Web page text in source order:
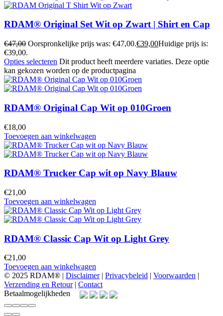
RDAM® Original Set Wit op Zwart | Shirt en Cap
€47,00 Oorspronkelijke prijs was: €47,00.€39,00Huidige prijs is:
€39,00.
Opties selecteren Dit product heeft meerdere variaties. Deze optie
kan gekozen worden op de productpagina
RDAM® Original Cap Wit op 010Groen
€18,00
Toevoegen aan winkelwagen
RDAM® Trucker Cap wit op Navy Blauw
€21,00
Toevoegen aan winkelwagen
RDAM® Classic Cap Wit op Light Grey
€21,00
Toevoegen aan winkelwagen
© 2025 RDAM® | Disclaimer| Privacybeleid | Voorwaarden |
Verzending en Retour| Contact
Betaalmogelijkheden